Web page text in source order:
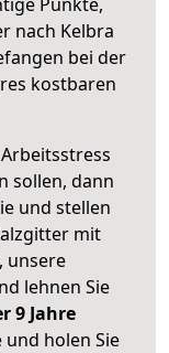
nach Kelbra
bei der
kostbaren
sollen, dann
und stellen
mit
, unsere
lehnen Sie
9 Jahre
holen Sie